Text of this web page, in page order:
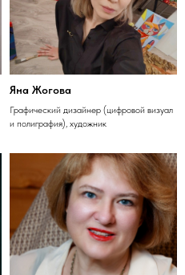
Яна Жогова
Графический дизайнер (цифровой визуал
и полиграфия), художник